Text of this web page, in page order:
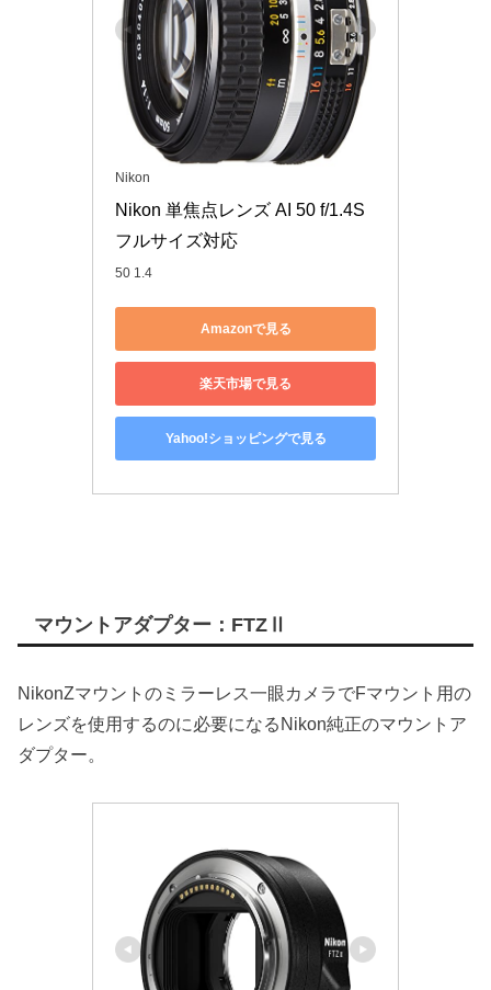
Nikon
Nikon 単焦点レンズ AI 50 f/1.4S
フルサイズ対応
50 1.4
Amazonで見る
楽天市場で見る
Yahoo!ショッピングで見る
マウントアダプター：FTZⅡ
NikonZマウントのミラーレス一眼カメラでFマウント用の
レンズを使用するのに必要になるNikon純正のマウントア
ダプター。